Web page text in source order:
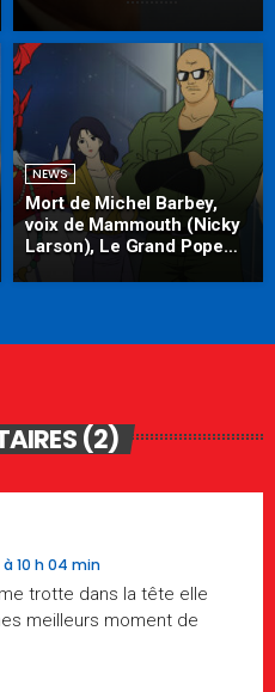
NEWS
Mort de Michel Barbey,
voix de Mammouth (Nicky
Larson), Le Grand Pope
(2)
à 10 h 04 min
trotte dans la tête elle
meilleurs moment de